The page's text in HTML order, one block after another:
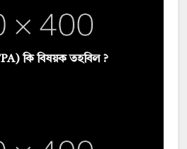
কি বিষয়ক তহবিল ?